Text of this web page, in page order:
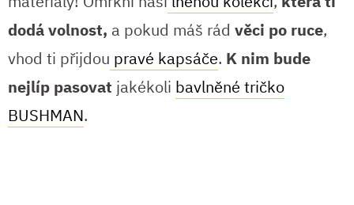
dodá volnost, a pokud máš rád věci po ruce,
vhod ti přijdou pravé kapsáče. K nim bude
nejlíp pasovat jakékoli bavlněné tričko
BUSHMAN.